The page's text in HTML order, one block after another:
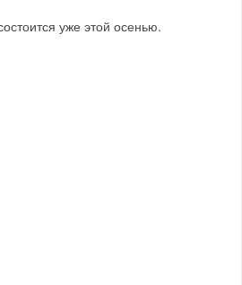
уже этой осенью.